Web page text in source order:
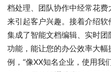
档处理、团队协作中经常花
来引起客户兴趣。接着介绍
集成了智能文档编辑、实时
功能，能让您的办公效率大幅
例，“像XX知名企业，使用我